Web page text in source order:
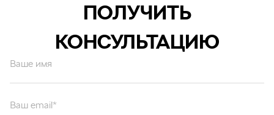
ПОЛУЧИТЬ
КОНСУЛЬТАЦИЮ
Ваше имя